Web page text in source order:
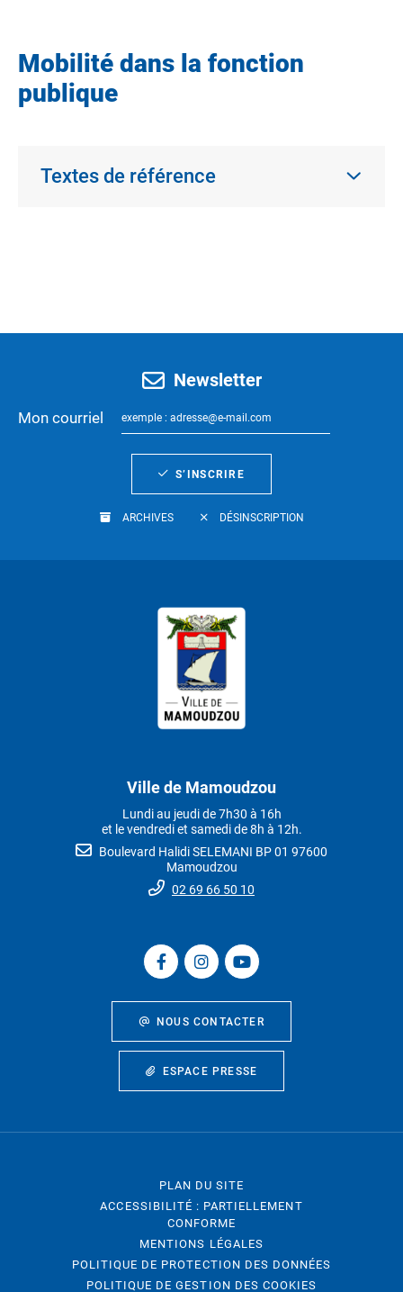
Mobilité dans la fonction
publique
Textes de référence
Newsletter
Mon courriel
S’INSCRIRE
ARCHIVES DÉSINSCRIPTION
Ville de Mamoudzou
Lundi au jeudi de 7h30 à 16h
et le vendredi et samedi de 8h à 12h.
Boulevard Halidi SELEMANI BP 01 97600
Mamoudzou
02 69 66 50 10
NOUS CONTACTER
ESPACE PRESSE
PLAN DU SITE
ACCESSIBILITÉ : PARTIELLEMENT
CONFORME
MENTIONS LÉGALES
POLITIQUE DE PROTECTION DES DONNÉES
POLITIQUE DE GESTION DES COOKIES